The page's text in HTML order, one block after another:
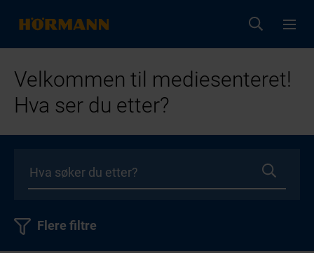
Velkommen til mediesenteret!
Hva ser du etter?
Flere filtre